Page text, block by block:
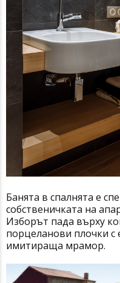
Банята в спалнята е
собственичката на
Изборът пада върху
порцеланови плочки
имитираща мрамор.